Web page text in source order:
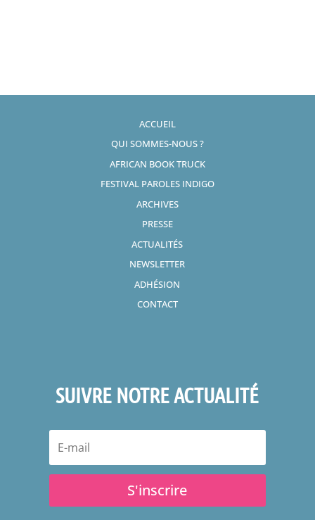
ACCUEIL
QUI SOMMES-NOUS ?
AFRICAN BOOK TRUCK
FESTIVAL PAROLES INDIGO
ARCHIVES
PRESSE
ACTUALITÉS
NEWSLETTER
ADHÉSION
CONTACT
SUIVRE NOTRE ACTUALITÉ
S'inscrire